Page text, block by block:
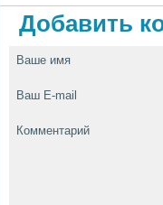
Добавить
Ваше имя
Ваш E-mail
Комментарий